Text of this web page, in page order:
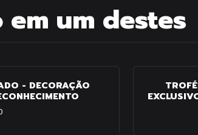
um destes
- DECORAÇÃO